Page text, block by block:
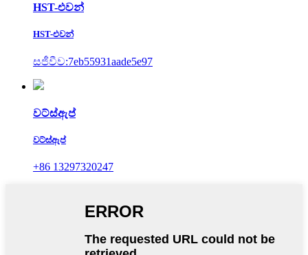
HST-එවන්
HST-එවන්
සජීවීව:7eb55931aade5e97
වට්ස්ඇප්
වට්ස්ඇප්
+86 13297320247